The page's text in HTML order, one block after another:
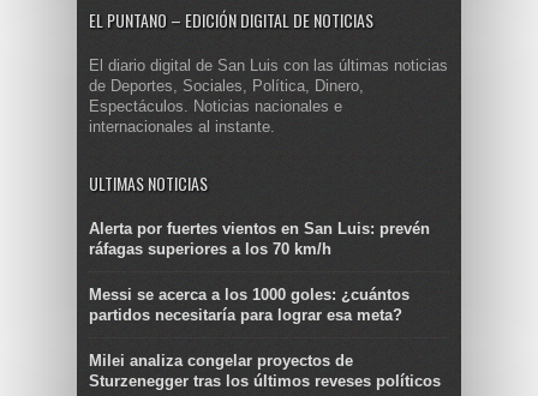
EL PUNTANO – EDICIÓN DIGITAL DE NOTICIAS
El diario digital de San Luis con las últimas noticias
de Deportes, Sociales, Política, Dinero,
Espectáculos. Noticias nacionales e
internacionales al instante.
ULTIMAS NOTICIAS
Alerta por fuertes vientos en San Luis: prevén
ráfagas superiores a los 70 km/h
Messi se acerca a los 1000 goles: ¿cuántos
partidos necesitaría para lograr esa meta?
Milei analiza congelar proyectos de
Sturzenegger tras los últimos reveses políticos